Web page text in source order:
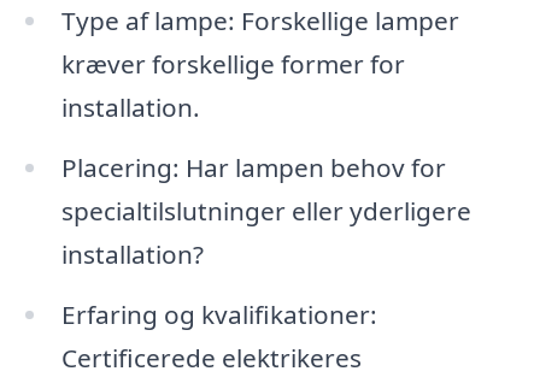
Type af lampe: Forskellige lamper
kræver forskellige former for
installation.
Placering: Har lampen behov for
specialtilslutninger eller yderligere
installation?
Erfaring og kvalifikationer:
Certificerede elektrikeres